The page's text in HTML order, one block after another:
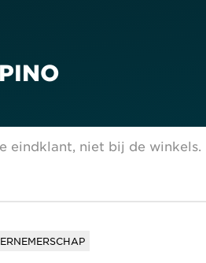
eindklant, niet bij de winkels.